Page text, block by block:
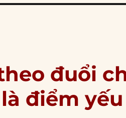
đuổi
điểm